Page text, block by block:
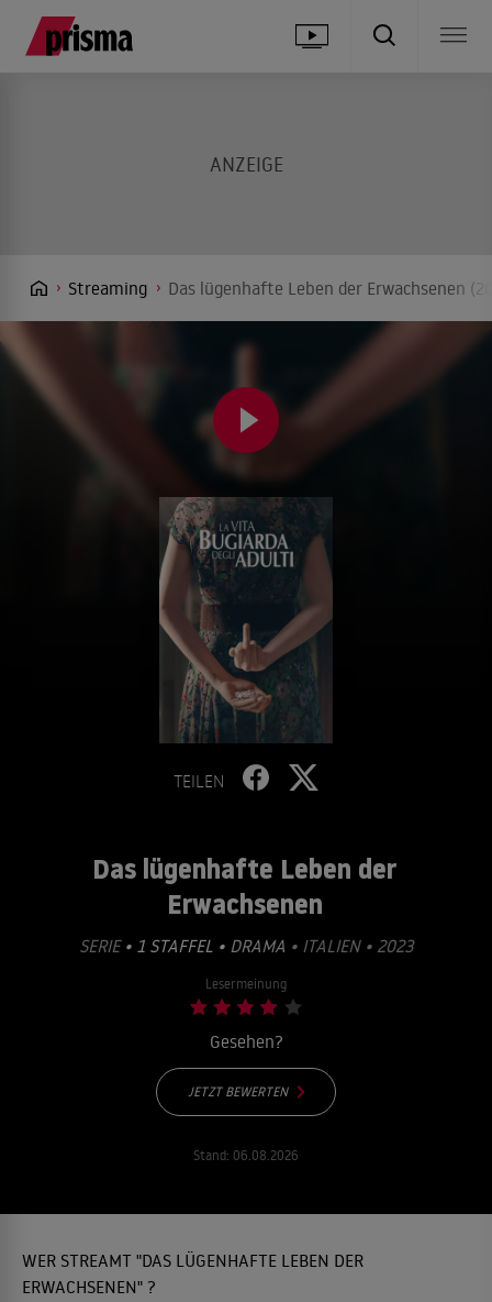
Streaming Das lügenhafte Leben der Erwachsenen
TEILEN
Das lügenhafte Leben der
Erwachsenen
SERIE • 1 STAFFEL • DRAMA • ITALIEN • 2023
Lesermeinung
Gesehen?
JETZT BEWERTEN
Stand: 06.08.2026
WER STREAMT "DAS LÜGENHAFTE LEBEN DER
ERWACHSENEN" ?